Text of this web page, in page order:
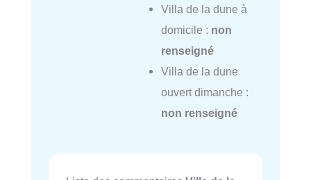
Villa de la dune à
domicile : non
renseigné
Villa de la dune
ouvert dimanche :
non renseigné